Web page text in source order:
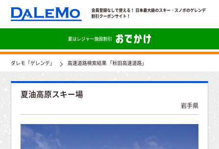
会員登録なしで使える！ 日本最大級のスキー・スノボのゲレンデ
割引クーポンサイト！
夏はレジャー施設割引
ダレモ「ゲレンデ」 高速道路検索結果 「秋田高速道路」
夏油高原スキー場
岩手県